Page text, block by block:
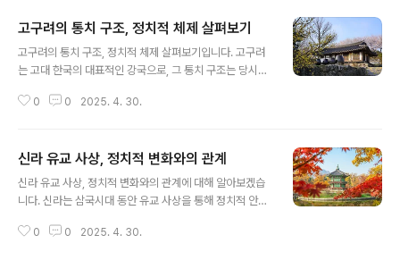
고구려의 통치 구조, 정치적 체제 살펴보기
고구려의 통치 구조, 정치적 체제 살펴보기입니다. 고구려
는 고대 한국의 대표적인 강국으로, 그 통치 구조는 당시의
을 갖추고 있었습니다. 고구려의 정치적 체제는 왕권을 중
의 정치적 체제와 그 구성 요소들, 그리고 그것이 고구려의
군사적, 사회적 발전에 미친 영향에 대해 깊이 있게 살펴보
겠습니다.고구려 왕권과 중앙집권적 체제고구려의 정치 체
고구려는 왕권을 중심으로 한 중앙집권적인 통치 구조를
0 0 2025. 4. 30.
신라 유교 사상, 정치적 변화와의 관계
신라 유교 사상, 정치적 변화와의 관계에 대해 알아보겠습
니다. 신라는 삼국시대 동안 유교 사상을 통해 정치적 안정
체제에 깊은 영향을 미쳤으며, 이는 신라의 정치적 변화에
0 0 2025. 4. 30.